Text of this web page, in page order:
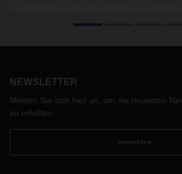
Praxiseinsatz?
DACHSER setzt bis Ende 2022 sein
neben elektrisch unterstützten
Elektro-Lkw schon der erste Serien-19-
Mercedes-Benz Trucks zum Fahrzeugmix.
NEWSLETTER
Melden Sie sich hier an, um die neuesten
zu erhalten.
Anmelden